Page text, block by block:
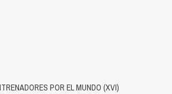
POR EL MUNDO (XVI)